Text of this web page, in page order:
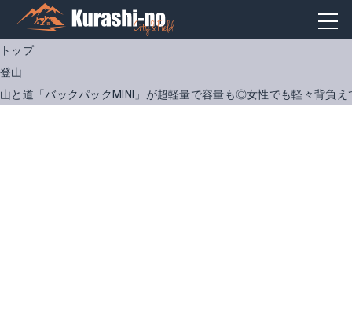
トップ
登山
山と道「バックパックMINI」が超軽量で容量も◎女性でも軽々背負え